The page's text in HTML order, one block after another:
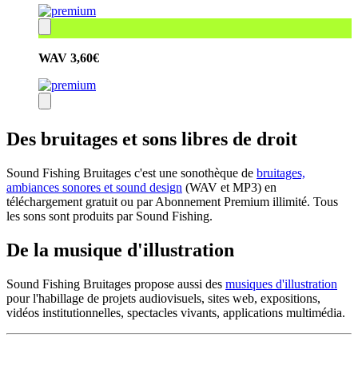
WAV 3,60€
Des bruitages et sons libres de droit
Sound Fishing Bruitages c'est une sonothèque de bruitages,
ambiances sonores et sound design (WAV et MP3) en
téléchargement gratuit ou par Abonnement Premium illimité. Tous
les sons sont produits par Sound Fishing.
De la musique d'illustration
Sound Fishing Bruitages propose aussi des musiques d'illustration
pour l'habillage de projets audiovisuels, sites web, expositions,
vidéos institutionnelles, spectacles vivants, applications multimédia.